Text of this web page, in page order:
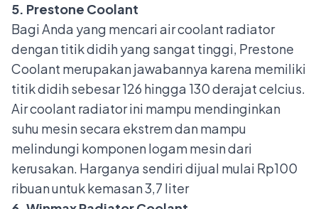
5. Prestone Coolant
Bagi Anda yang mencari air coolant radiator
dengan titik didih yang sangat tinggi, Prestone
Coolant merupakan jawabannya karena memiliki
titik didih sebesar 126 hingga 130 derajat celcius.
Air coolant radiator ini mampu mendinginkan
suhu mesin secara ekstrem dan mampu
melindungi komponen logam mesin dari
kerusakan. Harganya sendiri dijual mulai Rp100
ribuan untuk kemasan 3,7 liter